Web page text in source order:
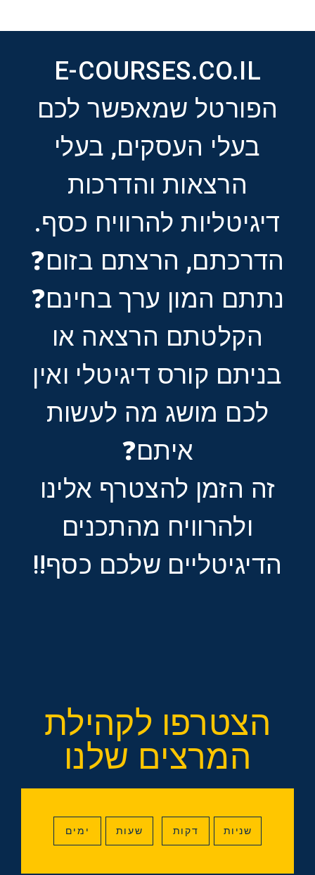
E-COURSES.CO.IL
הפורטל שמאפשר לכם
בעלי העסקים, בעלי
הרצאות והדרכות
דיגיטליות להרוויח כסף.
הדרכתם, הרצתם בזום❓
נתתם המון ערך בחינם❓
הקלטתם הרצאה או
בניתם קורס דיגיטלי ואין
לכם מושג מה לעשות
איתם❓
זה הזמן להצטרף אלינו
ולהרוויח מהתכנים
הדיגיטליים שלכם כסף‼️
הצטרפו לקהילת
המרצים שלנו
ימים שעות דקות שניות